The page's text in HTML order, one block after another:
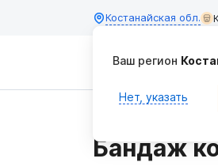
Костанайская обл.
Бандаж
Ваш регион
Нет, указать